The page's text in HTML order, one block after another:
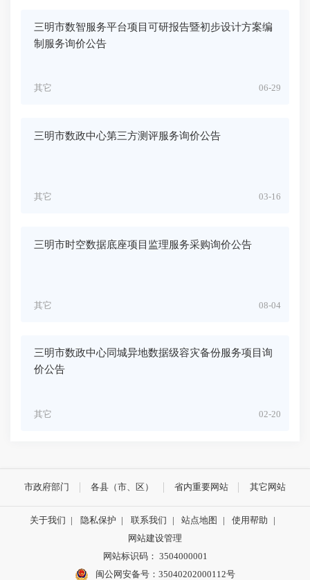
三明市数智服务平台项目可研报告暨初步设计方案编
制服务询价公告
06-29
其它
三明市数政中心第三方测评服务询价公告
03-16
其它
三明市时空数据底座项目监理服务采购询价公告
08-04
其它
三明市数政中心同城异地数据级容灾备份服务项目询
价公告
02-20
其它
市政府部门 各县（市、区） 省内重要网站 其它网站
关于我们 | 隐私保护 | 联系我们 | 站点地图 | 使用帮助
|
网站建设管理
网站标识码： 3504000001
闽公网安备号：35040202000112号